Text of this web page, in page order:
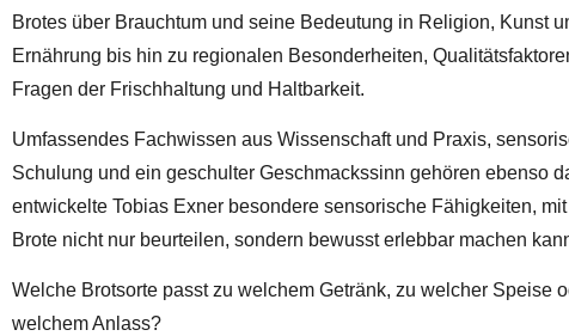
Brotes über Brauchtum und seine Bedeutung in Religion, Kunst
Ernährung bis hin zu regionalen Besonderheiten,
Fragen der Frischhaltung und Haltbarkeit.
Umfassendes Fachwissen aus Wissenschaft und Praxis,
Schulung und ein geschulter Geschmackssinn gehören ebenso
entwickelte Tobias Exner besondere sensorische Fähigkeiten,
Brote nicht nur beurteilen, sondern bewusst erlebbar machen
Welche Brotsorte passt zu welchem Getränk, zu welcher Speise
welchem Anlass?